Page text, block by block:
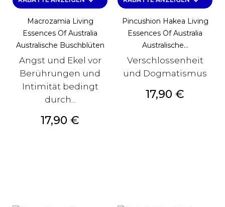
Macrozamia Living
Essences Of Australia
Australische Buschblüten
Angst und Ekel vor
Berührungen und
Intimität bedingt
durch...
Preis
17,90 €
Pincushion Hakea Living
Essences Of Australia
Australische...
Verschlossenheit
und Dogmatismus
Preis
17,90 €